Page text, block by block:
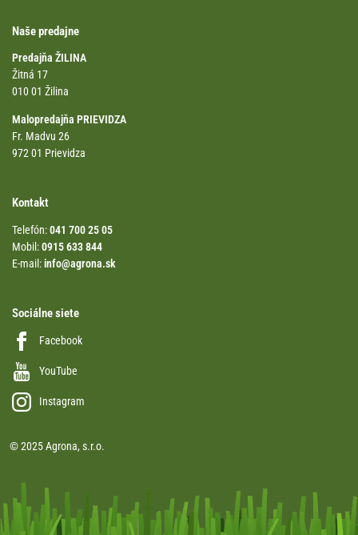
Naše predajne
Predajňa ŽILINA
Žitná 17
010 01 Žilina
Malopredajňa PRIEVIDZA
Fr. Madvu 26
972 01 Prievidza
Kontakt
Telefón:041 700 25 05
Mobil:0915 633 844
E-mail:info@agrona.sk
Sociálne siete
Facebook
YouTube
Instagram
© 2025 Agrona, s.r.o.